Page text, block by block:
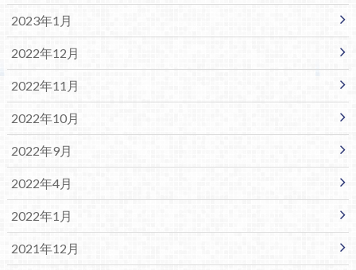
2023年1月
2022年12月
2022年11月
2022年10月
2022年9月
2022年4月
2022年1月
2021年12月